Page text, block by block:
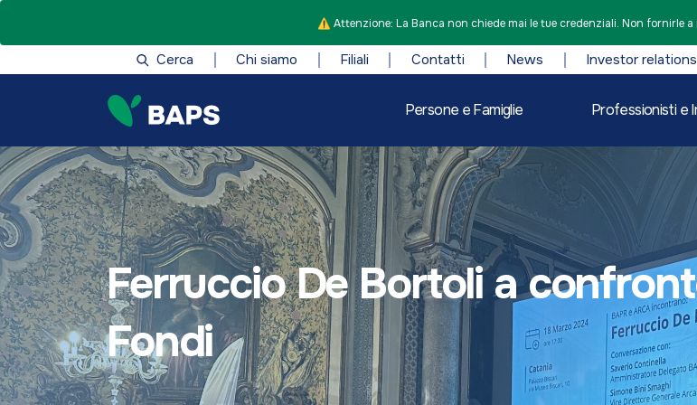
⚠️ Attenzione: La Banca non chiede mai le tue credenziali. Non fornirle
Cerca Chi siamo Filiali Contatti News Investor relations
Persone e Famiglie Professionisti e
Ferruccio De Bortoli a
Fondi